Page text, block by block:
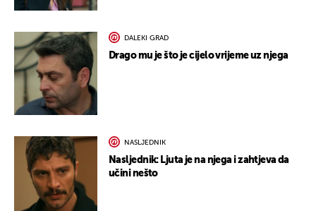
DALEKI GRAD
Drago mu je što je cijelo vrijeme uz njega
NASLJEDNIK
Nasljednik: Ljuta je na njega i zahtjeva da
učini nešto